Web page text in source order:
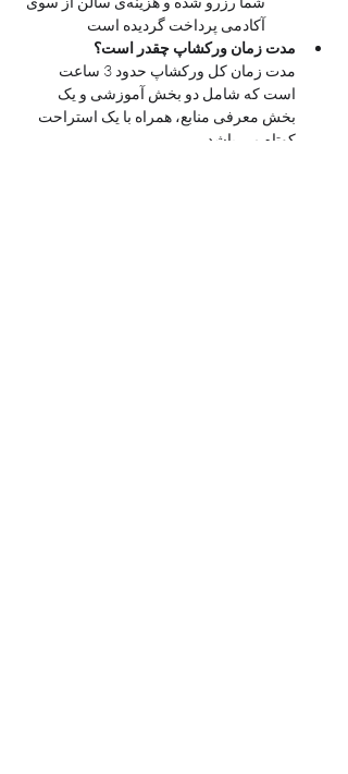
آکادمی پرداخت گردیده است
مدت زمان ورکشاپ چقدر است؟
مدت زمان کل ورکشاپ حدود 3 ساعت
است که شامل دو بخش آموزشی و یک
بخش معرفی منابع، همراه با یک استراحت
کوتاه می باشد